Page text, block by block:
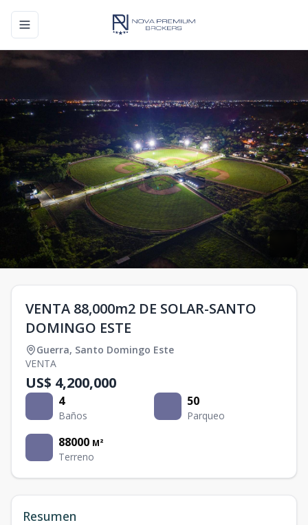
Toggle navigation menu
VENTA 88,000m2 DE SOLAR-SANTO
DOMINGO ESTE
Guerra, Santo Domingo Este
VENTA
US$ 4,200,000
4
Baños
50
Parqueo
88000 M²
Terreno
Resumen